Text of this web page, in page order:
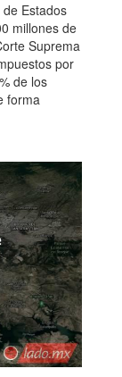
Estados
millones de
Suprema
por
de los
forma